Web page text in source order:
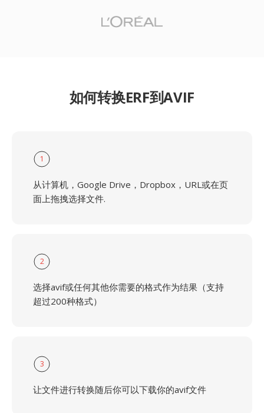
如何转换ERF到AVIF
1
从计算机，Google Drive，Dropbox，URL或在页
面上拖拽选择文件.
2
选择avif或任何其他你需要的格式作为结果（支持
超过200种格式）
3
让文件进行转换随后你可以下载你的avif文件